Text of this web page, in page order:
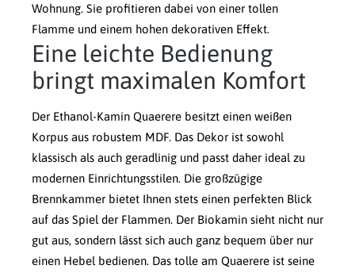
Wohnung. Sie profitieren dabei von einer tollen
Flamme und einem hohen dekorativen Effekt.
Eine leichte Bedienung
bringt maximalen Komfort
Der Ethanol-Kamin Quaerere besitzt einen weißen
Korpus aus robustem MDF. Das Dekor ist sowohl
klassisch als auch geradlinig und passt daher ideal zu
modernen Einrichtungsstilen. Die großzügige
Brennkammer bietet Ihnen stets einen perfekten Blick
auf das Spiel der Flammen. Der Biokamin sieht nicht nur
gut aus, sondern lässt sich auch ganz bequem über nur
einen Hebel bedienen. Das tolle am Quaerere ist seine